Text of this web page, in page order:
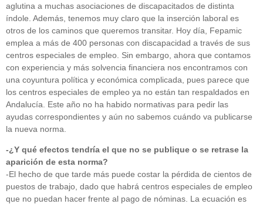
aglutina a muchas asociaciones de discapacitados de distinta
índole. Además, tenemos muy claro que la inserción laboral es
otros de los caminos que queremos transitar. Hoy día, Fepamic
emplea a más de 400 personas con discapacidad a través de sus
centros especiales de empleo. Sin embargo, ahora que contamos
con experiencia y más solvencia financiera nos encontramos con
una coyuntura política y económica complicada, pues parece que
los centros especiales de empleo ya no están tan respaldados en
Andalucía. Este año no ha habido normativas para pedir las
ayudas correspondientes y aún no sabemos cuándo va publicarse
la nueva norma.
-¿Y qué efectos tendría el que no se publique o se retrase la
aparición de esta norma?
-El hecho de que tarde más puede costar la pérdida de cientos de
puestos de trabajo, dado que habrá centros especiales de empleo
que no puedan hacer frente al pago de nóminas. La ecuación es